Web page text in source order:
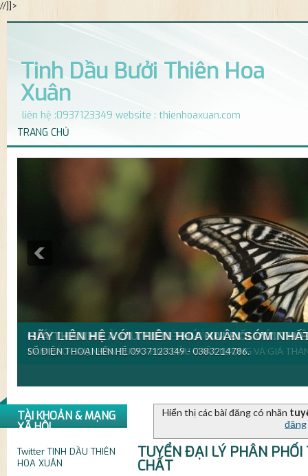
//]]>
Tinh Dầu Bưởi Thiên Hoa
Xuân
liên hệ :0937123349 website : thienhoaxuan.com
TRANG CHỦ
CHÀO MỪNG BẠN ĐẾN VỚI THIÊN HOA XUÂN.
THIÊN HOA XUÂN LÀ NƠI CHUYÊN SẢN XUẤT PHÂN PHỐI TINH
VỚI MỘT NGUỒN NGUYÊN LIỆU DỒI DÀO.
THIÊN HOA XUÂN TỰ HÀO MANG ĐẾN CHO BẠN DÒNG TINH
CHẤT LƯỢNG LÀ ƯU TIÊN HÀNG ĐẦU ĐỐI
CHẲN CÓ GÌ CÓ THỂ THAY THẾ ĐƯỢC CHẤT LƯỢNG.
GIÁ THÀNH LÀ ƯU TIÊN THỨ HAI ĐỐI VỚI
ĐẢM BẢO BẠN NHẬN ĐƯỢC TINH DẦU CHẤT LƯỢNG VÀ GIÁ
HÃY LIÊN HỆ VỚI THIÊN HOA XUÂN SỚM
SỐ ĐIỆN THOẠI LIÊN HỆ 0937123349 - 0383214786.
TÀI KHOẢN & MẠNG
XÃ HỘI
Twitter TINH DẦU THIÊN
HOA XUÂN
Hiển thị các bài đăng có nhãn
đăng
TUYỂN ĐẠI LÝ PHÂN PHỐI
CHẤT